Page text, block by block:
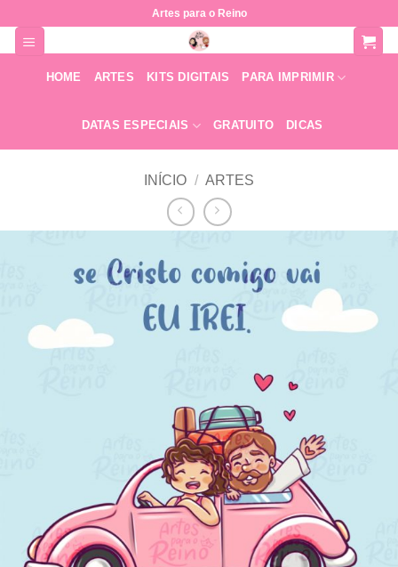
content
Artes para o Reino
HOME ARTES KITS DIGITAIS PARA IMPRIMIR
DATAS ESPECIAIS GRATUITO DICAS
INÍCIO / ARTES